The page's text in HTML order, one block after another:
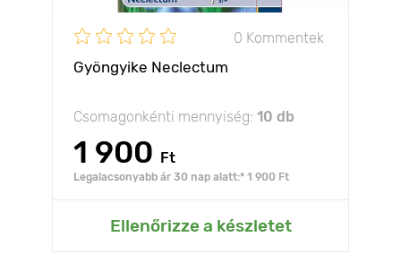
0 Kommentek
Gyöngyike Neclectum
Csomagonkénti mennyiség: 10 db
1 900 Ft
Legalacsonyabb ár 30 nap alatt:* 1 900 Ft
Ellenőrizze a készletet